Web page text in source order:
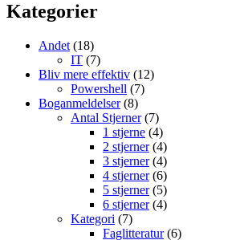
Kategorier
Andet (18)
IT (7)
Bliv mere effektiv (12)
Powershell (7)
Boganmeldelser(8)
Antal Stjerner(7)
1 stjerne (4)
2 stjerner(4)
3 stjerner(4)
4 stjerner(6)
5 stjerner(5)
6 stjerner(4)
Kategori (7)
Faglitteratur(6)